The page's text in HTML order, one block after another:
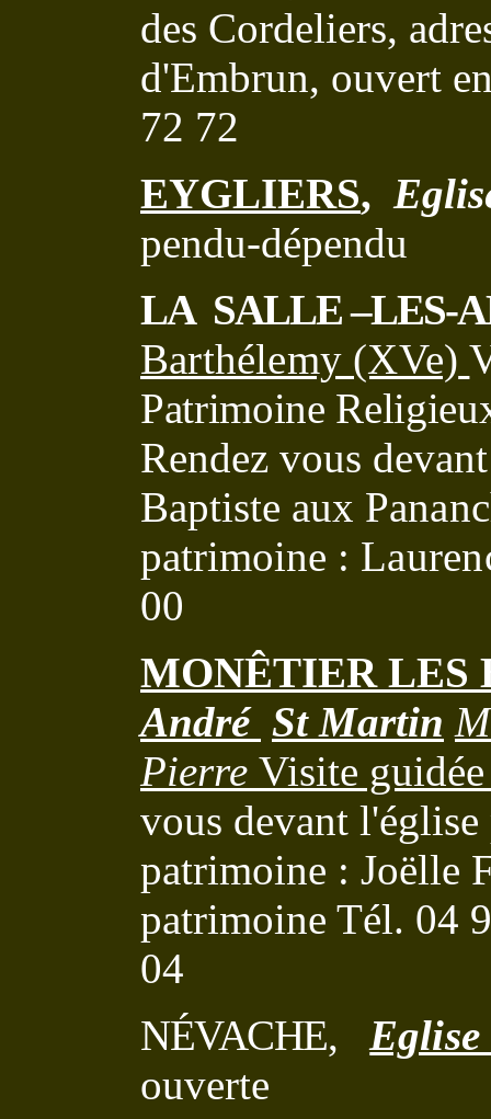
des Cordeliers,
d'Embrun, ouvert
72 72
EYGLIERS,
pendu-dépendu
LA SALLE –LES-
Barthélemy (XVe)
Patrimoine
Rendez vous
Baptiste aux
patrimoine :
00
MONÊTIER LES
André St Martin
Pierre Visite
vous devant l'église
patrimoine : Joëlle
patrimoine Tél. 04
04
NÉVACHE,
ouverte